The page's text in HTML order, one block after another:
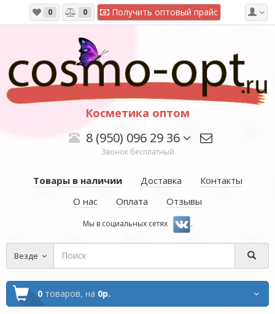
0 0 Получить оптовый прайс
Косметика оптом
8 (950) 096 29 36
Звонок бесплатный
Товары в наличии Доставка
Контакты
О нас
Оплата Отзывы
Мы в социальных сетях .
Везде
0 товаров, на 0р.